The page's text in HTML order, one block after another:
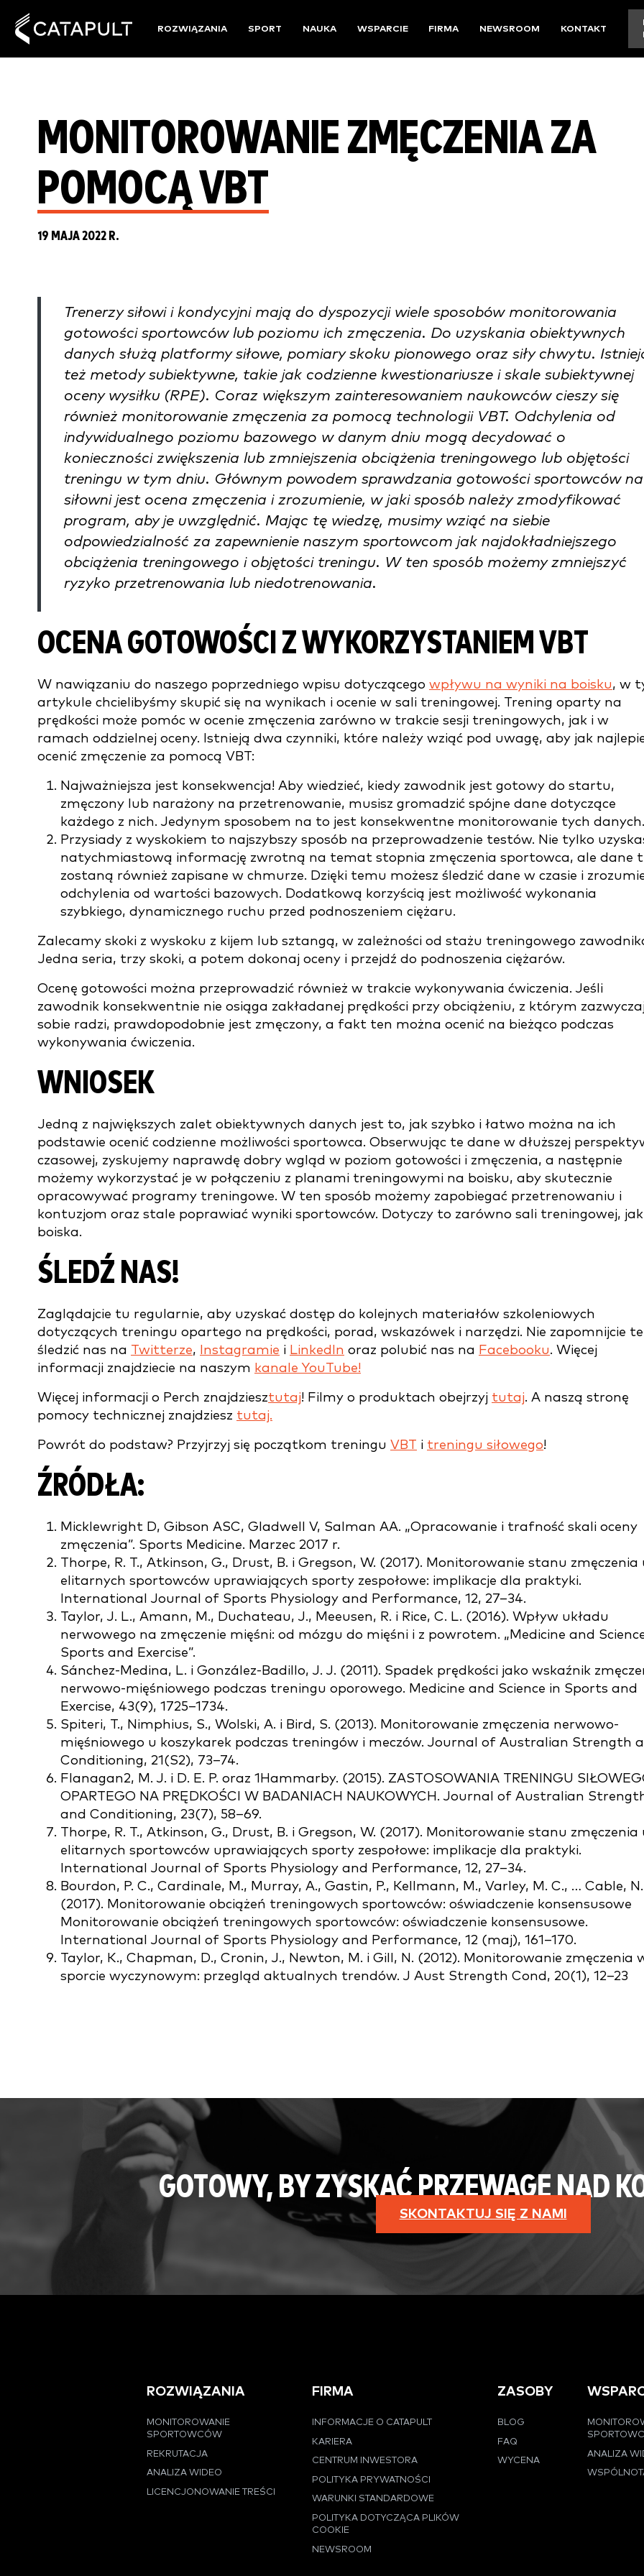
ROZWIĄZANIA SPORT NAUKA WSPARCIE FIRMA NEWSROOM KONTAKT
MONITOROWANIE ZMĘCZENIA ZA
POMOCĄ VBT
19 MAJA 2022 R.
Trenerzy siłowi i kondycyjni mają do dyspozycji wiele sposobów monitorowania
gotowości sportowców lub poziomu ich zmęczenia. Do uzyskania obiektywnych
danych służą platformy siłowe, pomiary skoku pionowego oraz siły chwytu.
też metody subiektywne, takie jak codzienne kwestionariusze i skale subiektywnej
oceny wysiłku (RPE). Coraz większym zainteresowaniem naukowców cieszy się
również monitorowanie zmęczenia za pomocą technologii VBT. Odchylenia od
indywidualnego poziomu bazowego w danym dniu mogą decydować o
konieczności zwiększenia lub zmniejszenia obciążenia treningowego lub objętości
treningu w tym dniu. Głównym powodem sprawdzania gotowości sportowców na
siłowni jest ocena zmęczenia i zrozumienie, w jaki sposób należy zmodyfikować
program, aby je uwzględnić. Mając tę wiedzę, musimy wziąć na siebie
odpowiedzialność za zapewnienie naszym sportowcom jak najdokładniejszego
obciążenia treningowego i objętości treningu. W ten sposób możemy zmniejszyć
ryzyko przetrenowania lub niedotrenowania.
OCENA GOTOWOŚCI Z WYKORZYSTANIEM VBT
W nawiązaniu do naszego poprzedniego wpisu dotyczącego wpływu na wyniki na boisku, w
artykule chcielibyśmy skupić się na wynikach i ocenie w sali treningowej. Trening oparty na
prędkości może pomóc w ocenie zmęczenia zarówno w trakcie sesji treningowych, jak i w
ramach oddzielnej oceny. Istnieją dwa czynniki, które należy wziąć pod uwagę, aby jak
ocenić zmęczenie za pomocą VBT:
Najważniejsza jest konsekwencja! Aby wiedzieć, kiedy zawodnik jest gotowy do startu,
zmęczony lub narażony na przetrenowanie, musisz gromadzić spójne dane dotyczące
każdego z nich. Jedynym sposobem na to jest konsekwentne monitorowanie tych danych.
Przysiady z wyskokiem to najszybszy sposób na przeprowadzenie testów. Nie tylko
natychmiastową informację zwrotną na temat stopnia zmęczenia sportowca, ale dane
zostaną również zapisane w chmurze. Dzięki temu możesz śledzić dane w czasie i
odchylenia od wartości bazowych. Dodatkową korzyścią jest możliwość wykonania
szybkiego, dynamicznego ruchu przed podnoszeniem ciężaru.
Zalecamy skoki z wyskoku z kijem lub sztangą, w zależności od stażu treningowego
Jedna seria, trzy skoki, a potem dokonaj oceny i przejdź do podnoszenia ciężarów.
Ocenę gotowości można przeprowadzić również w trakcie wykonywania ćwiczenia. Jeśli
zawodnik konsekwentnie nie osiąga zakładanej prędkości przy obciążeniu, z którym
sobie radzi, prawdopodobnie jest zmęczony, a fakt ten można ocenić na bieżąco podczas
wykonywania ćwiczenia.
WNIOSEK
Jedną z największych zalet obiektywnych danych jest to, jak szybko i łatwo można na ich
podstawie ocenić codzienne możliwości sportowca. Obserwując te dane w dłuższej
czasowej, zyskujemy naprawdę dobry wgląd w poziom gotowości i zmęczenia, a następnie
możemy wykorzystać je w połączeniu z planami treningowymi na boisku, aby skutecznie
opracowywać programy treningowe. W ten sposób możemy zapobiegać przetrenowaniu i
kontuzjom oraz stale poprawiać wyniki sportowców. Dotyczy to zarówno sali treningowej,
boiska.
ŚLEDŹ NAS!
Zaglądajcie tu regularnie, aby uzyskać dostęp do kolejnych materiałów szkoleniowych
dotyczących treningu opartego na prędkości, porad, wskazówek i narzędzi. Nie zapomnijcie
śledzić nas na Twitterze, Instagramie i LinkedIn oraz polubić nas na Facebooku. Więcej
informacji znajdziecie na naszym kanale YouTube!
Więcej informacji o Perch znajdziesztutaj! Filmy o produktach obejrzyj tutaj. A naszą stronę
pomocy technicznej znajdziesz tutaj.
Powrót do podstaw? Przyjrzyj się początkom treningu VBT i treningu siłowego!
ŹRÓDŁA:
Micklewright D, Gibson ASC, Gladwell V, Salman AA. „Opracowanie i trafność skali oceny
zmęczenia”. Sports Medicine. Marzec 2017 r.
Thorpe, R. T., Atkinson, G., Drust, B. i Gregson, W. (2017). Monitorowanie stanu zmęczenia
elitarnych sportowców uprawiających sporty zespołowe: implikacje dla praktyki.
International Journal of Sports Physiology and Performance, 12, 27–34.
Taylor, J. L., Amann, M., Duchateau, J., Meeusen, R. i Rice, C. L. (2016). Wpływ układu
nerwowego na zmęczenie mięśni: od mózgu do mięśni i z powrotem. „Medicine and
Sports and Exercise”.
Sánchez-Medina, L. i González-Badillo, J. J. (2011). Spadek prędkości jako wskaźnik
nerwowo-mięśniowego podczas treningu oporowego. Medicine and Science in Sports and
Exercise, 43(9), 1725–1734.
Spiteri, T., Nimphius, S., Wolski, A. i Bird, S. (2013). Monitorowanie zmęczenia nerwowo-
mięśniowego u koszykarek podczas treningów i meczów. Journal of Australian Strength
Conditioning, 21(S2), 73–74.
Flanagan2, M. J. i D. E. P. oraz 1Hammarby. (2015). ZASTOSOWANIA TRENINGU
OPARTEGO NA PRĘDKOŚCI W BADANIACH NAUKOWYCH. Journal of Australian
and Conditioning, 23(7), 58–69.
Thorpe, R. T., Atkinson, G., Drust, B. i Gregson, W. (2017). Monitorowanie stanu zmęczenia
elitarnych sportowców uprawiających sporty zespołowe: implikacje dla praktyki.
International Journal of Sports Physiology and Performance, 12, 27–34.
Bourdon, P. C., Cardinale, M., Murray, A., Gastin, P., Kellmann, M., Varley, M. C., … Cable, N.
(2017). Monitorowanie obciążeń treningowych sportowców: oświadczenie konsensusowe
Monitorowanie obciążeń treningowych sportowców: oświadczenie konsensusowe.
International Journal of Sports Physiology and Performance, 12 (maj), 161–170.
Taylor, K., Chapman, D., Cronin, J., Newton, M. i Gill, N. (2012). Monitorowanie zmęczenia
sporcie wyczynowym: przegląd aktualnych trendów. J Aust Strength Cond, 20(1), 12–23
GOTOWY, BY ZYSKAĆ PRZEWAGĘ NAD
SKONTAKTUJ SIĘ Z NAMI
ROZWIĄZANIA
MONITOROWANIE
SPORTOWCÓW
REKRUTACJA
ANALIZA WIDEO
LICENCJONOWANIE TREŚCI
FIRMA
INFORMACJE O CATAPULT
KARIERA
CENTRUM INWESTORA
POLITYKA PRYWATNOŚCI
WARUNKI STANDARDOWE
POLITYKA DOTYCZĄCA PLIKÓW
COOKIE
NEWSROOM
ZASOBY
BLOG
FAQ
WYCENA
ANALIZA